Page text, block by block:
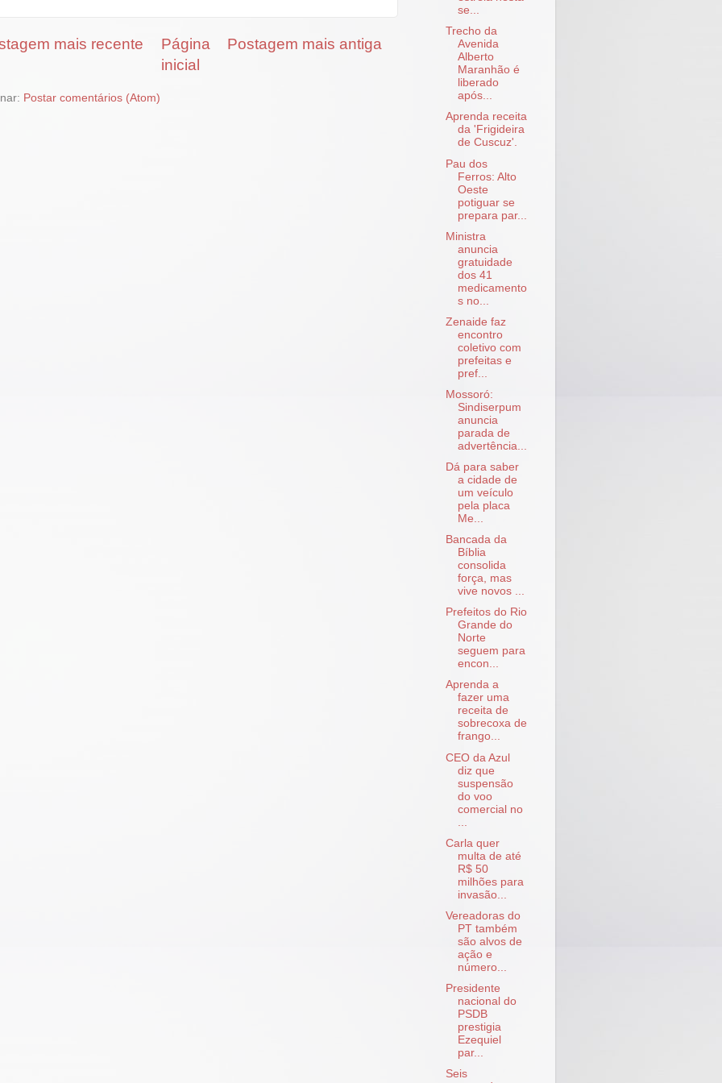
mais recente Postagem mais antiga
Página
inicial
Postar comentários (Atom)
se...
Trecho da
Avenida
Alberto
Maranhão é
liberado
após...
Aprenda receita
da 'Frigideira
de Cuscuz'.
Pau dos
Ferros: Alto
Oeste
potiguar se
prepara par...
Ministra
anuncia
gratuidade
dos 41
medicamento
s no...
Zenaide faz
encontro
coletivo com
prefeitas e
pref...
Mossoró:
Sindiserpum
anuncia
parada de
advertência...
Dá para saber
a cidade de
um veículo
pela placa
Me...
Bancada da
Bíblia
consolida
força, mas
vive novos ...
Prefeitos do Rio
Grande do
Norte
seguem para
encon...
Aprenda a
fazer uma
receita de
sobrecoxa de
frango...
CEO da Azul
diz que
suspensão
do voo
comercial no
Carla quer
multa de até
R$ 50
milhões para
invasão...
Vereadoras do
PT também
são alvos de
ação e
número...
Presidente
nacional do
PSDB
prestigia
Ezequiel
par...
Seis